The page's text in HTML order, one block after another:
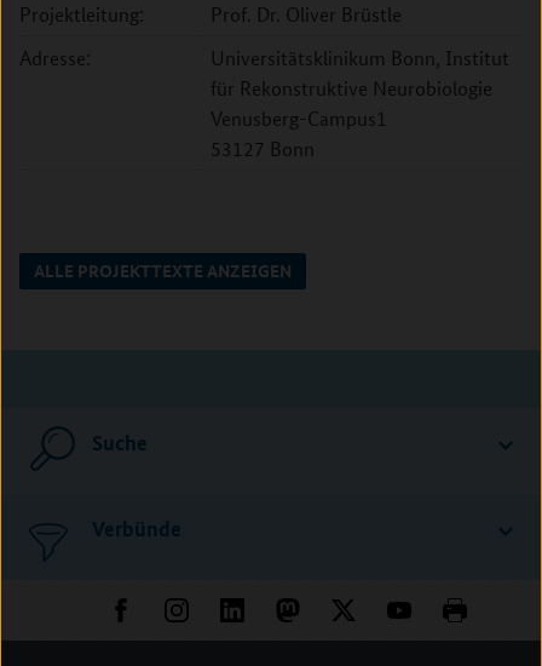
Projektleitung:
Prof. Dr. Oliver Brüstle
Adresse:
Universitätsklinikum Bonn, Institut
für Rekonstruktive Neurobiologie
Venusberg-Campus1
53127 Bonn
ALLE PROJEKTTEXTE ANZEIGEN
Suche
Verbünde